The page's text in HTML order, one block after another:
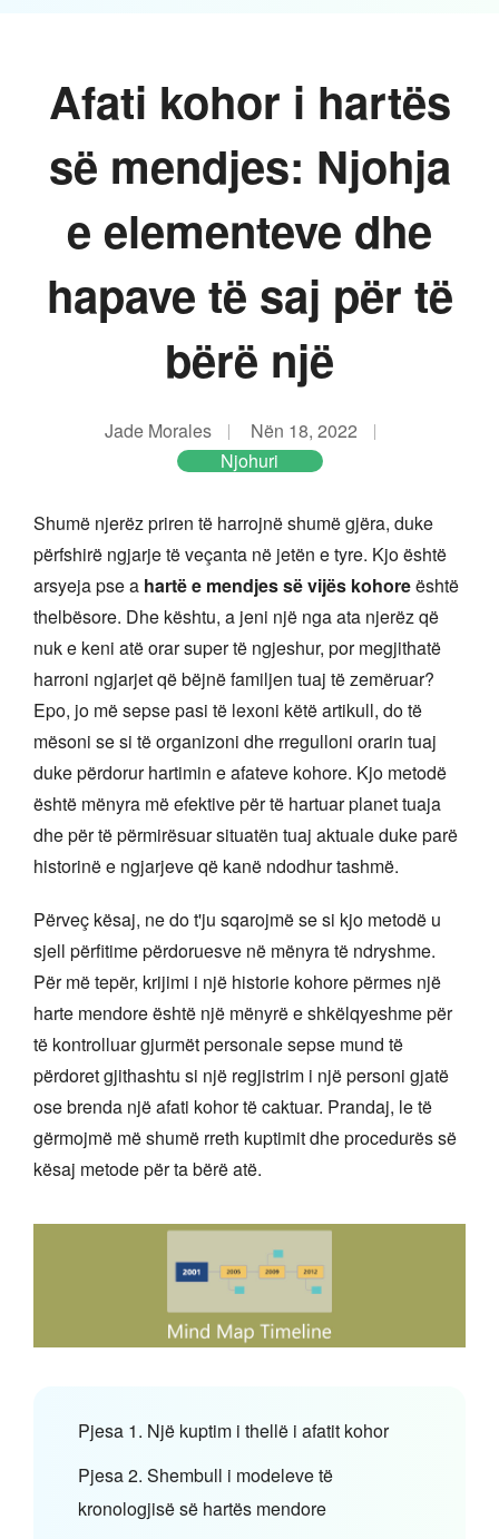
Afati kohor i hartës
së mendjes: Njohja
e elementeve dhe
hapave të saj për të
bërë një
Jade Morales
Nën 18, 2022
Njohuri
Shumë njerëz priren të harrojnë shumë gjëra, duke
përfshirë ngjarje të veçanta në jetën e tyre. Kjo është
arsyeja pse a hartë e mendjes së vijës kohoreështë
thelbësore. Dhe kështu, a jeni një nga ata njerëz që
nuk e keni atë orar super të ngjeshur, por megjithatë
harroni ngjarjet që bëjnë familjen tuaj të zemëruar?
Epo, jo më sepse pasi të lexoni këtë artikull, do të
mësoni se si të organizoni dhe rregulloni orarin tuaj
duke përdorur hartimin e afateve kohore. Kjo metodë
është mënyra më efektive për të hartuar planet tuaja
dhe për të përmirësuar situatën tuaj aktuale duke parë
historinë e ngjarjeve që kanë ndodhur tashmë.
Përveç kësaj, ne do t'ju sqarojmë se si kjo metodë u
sjell përfitime përdoruesve në mënyra të ndryshme.
Për më tepër, krijimi i një historie kohore përmes një
harte mendore është një mënyrë e shkëlqyeshme për
të kontrolluar gjurmët personale sepse mund të
përdoret gjithashtu si një regjistrim i një personi gjatë
ose brenda një afati kohor të caktuar. Prandaj, le të
gërmojmë më shumë rreth kuptimit dhe procedurës së
kësaj metode për ta bërë atë.
Pjesa 1. Një kuptim i thellë i afatit kohor
Pjesa 2. Shembull i modeleve të
kronologjisë së hartës mendore